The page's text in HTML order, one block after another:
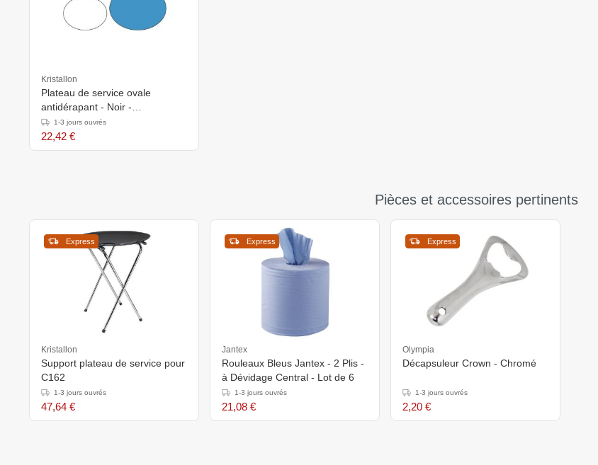
Kristallon
Plateau de service ovale
antidérapant - Noir -
685x560mm
1-3 jours ouvrés
22,42 €
Pièces et accessoires pertinents
Express
Kristallon
Support plateau de service pour
C162
1-3 jours ouvrés
47,64 €
Express
Jantex
Rouleaux Bleus Jantex - 2 Plis -
à Dévidage Central - Lot de 6
1-3 jours ouvrés
21,08 €
Express
Olympia
Décapsuleur Crown - Chromé
1-3 jours ouvrés
2,20 €